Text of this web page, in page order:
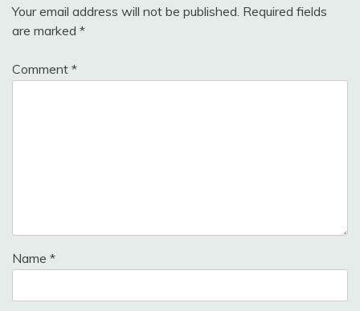
Your email address will not be published. Required fields
are marked *
Comment *
Name *